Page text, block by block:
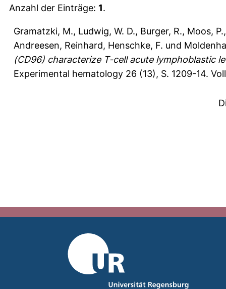
Anzahl der Einträge: 1.
Gramatzki, M., Ludwig, W. D., Burger, R., Moos, P.
Andreesen, Reinhard, Henschke, F. und
(CD96) characterize T-cell acute lymphoblastic
Experimental hematology 26 (13), S. 1209-14.